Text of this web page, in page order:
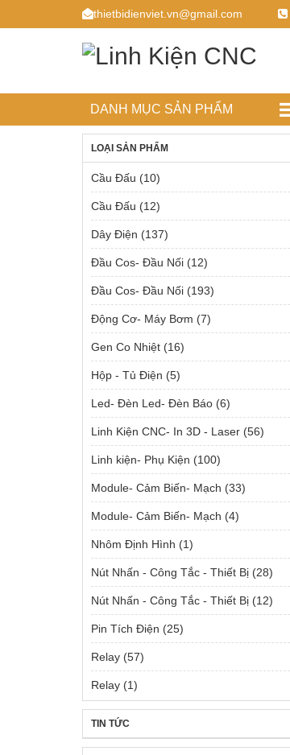
thietbidienviet.vn@gmail.com
DANH MỤC SẢN PHẨM
LOẠI SẢN PHẨM
Cầu Đấu (10)
Cầu Đấu (12)
Dây Điện (137)
Đầu Cos- Đầu Nối (12)
Đầu Cos- Đầu Nối (193)
Động Cơ- Máy Bơm (7)
Gen Co Nhiệt (16)
Hộp - Tủ Điện (5)
Led- Đèn Led- Đèn Báo (6)
Linh Kiện CNC- In 3D - Laser (56)
Linh kiện- Phụ Kiện (100)
Module- Cảm Biến- Mạch (33)
Module- Cảm Biến- Mạch (4)
Nhôm Định Hình (1)
Nút Nhấn - Công Tắc - Thiết Bị (28)
Nút Nhấn - Công Tắc - Thiết Bị (12)
Pin Tích Điện (25)
Relay (57)
Relay (1)
TIN TỨC